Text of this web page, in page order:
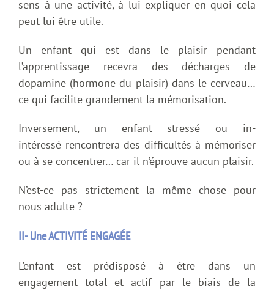
sens à une activité, à lui expliquer en quoi cela
peut lui être utile.
Un enfant qui est dans le plaisir pendant
l’apprentissage recevra des décharges de
dopamine (hormone du plaisir) dans le cerveau…
ce qui facilite grandement la mémorisation.
Inversement, un enfant stressé ou in-
intéressé rencontrera des difficultés à mémoriser
ou à se concentrer… car il n’éprouve aucun plaisir.
N’est-ce pas strictement la même chose pour
nous adulte ?
II- Une ACTIVITÉ ENGAGÉE
L’enfant est prédisposé à être dans un
engagement total et actif par le biais de la